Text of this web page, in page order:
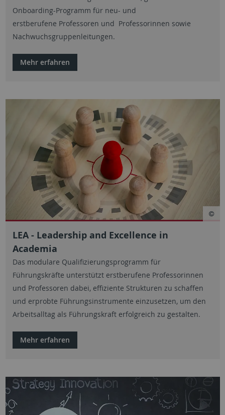
Onboarding-Programm für neu- und
erstberufene Professoren und Professorinnen sowie
Nachwuchsgruppenleitungen.
Mehr erfahren
LEA - Leadership and Excellence in
Academia
Das modulare Qualifizierungsprogramm für
Führungskräfte unterstützt erstberufene Professorinnen
und Professoren dabei, effiziente Strukturen zu schaffen
und erprobte Führungsinstrumente einzusetzen, um den
Arbeitsalltag als Führungskraft erfolgreich zu gestalten.
Mehr erfahren